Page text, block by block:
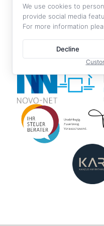
We use cookies to
provide social media
For more information
Decline